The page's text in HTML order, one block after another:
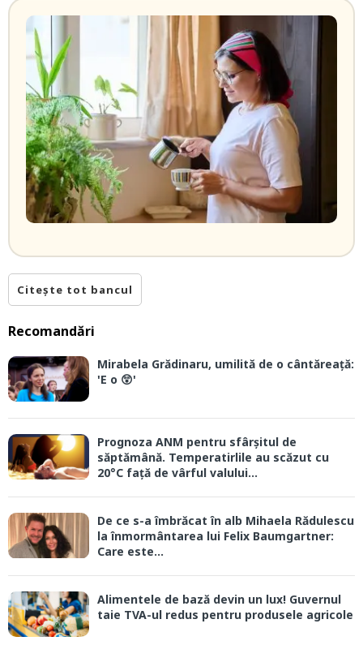
Citește tot bancul
Recomandări
Mirabela Grădinaru, umilită de o cântăreață:
'E o 😲'
Prognoza ANM pentru sfârșitul de
săptămână. Temperatirlile au scăzut cu
20°C față de vârful valului...
De ce s-a îmbrăcat în alb Mihaela Rădulescu
la înmormântarea lui Felix Baumgartner:
Care este...
Alimentele de bază devin un lux! Guvernul
taie TVA-ul redus pentru produsele agricole